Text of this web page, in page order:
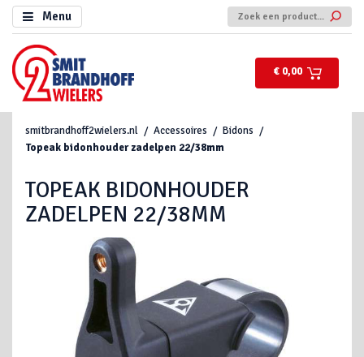
Menu
€ 0,00
smitbrandhoff2wielers.nl Accessoires
Bidons
Topeak bidonhouder zadelpen 22/38mm
TOPEAK BIDONHOUDER
ZADELPEN 22/38MM